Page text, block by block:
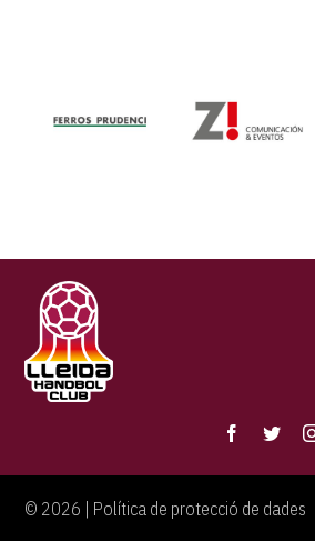
© 2026 | Política de protecció de dades